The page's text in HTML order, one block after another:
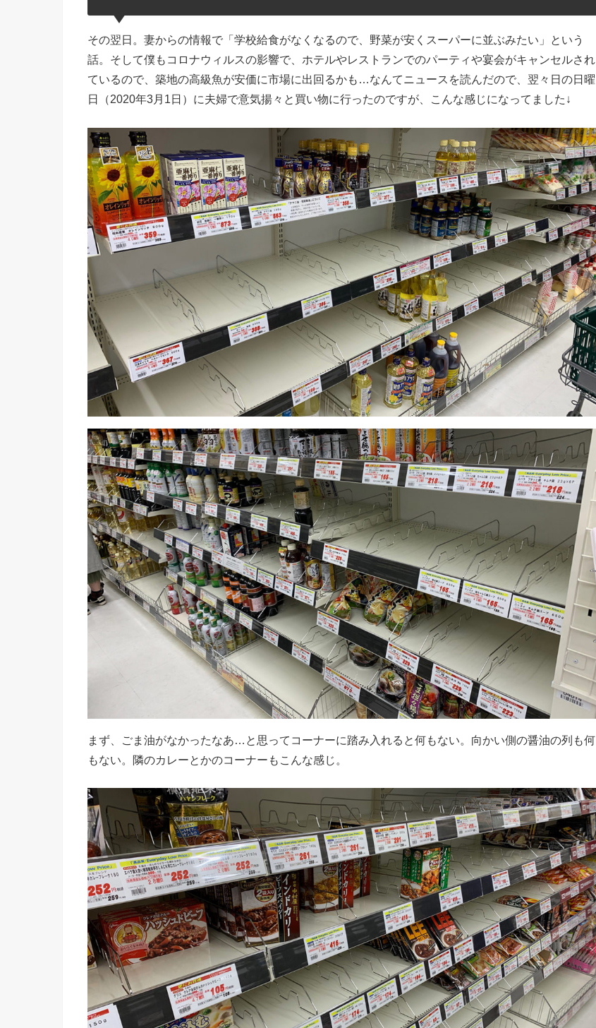
その翌日。妻からの情報で「学校給食がなくなるので、野菜が安くスーパーに並ぶみたい」という
話。そして僕もコロナウィルスの影響で、ホテルやレストランでのパーティや宴会がキャンセルされ
ているので、築地の高級魚が安価に市場に出回るかも…なんてニュースを読んだので、翌々日の日曜
日（2020年3月1日）に夫婦で意気揚々と買い物に行ったのですが、こんな感じになってました↓
まず、ごま油がなかったなあ…と思ってコーナーに踏み入れると何もない。向かい側の醤油の列も何
もない。隣のカレーとかのコーナーもこんな感じ。